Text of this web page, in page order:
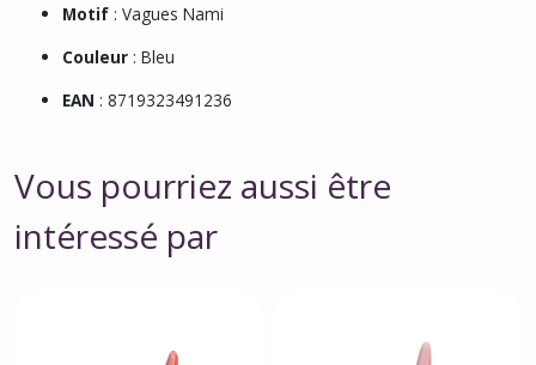
Motif : Vagues Nami
Couleur : Bleu
EAN : 8719323491236
Vous pourriez aussi être
intéressé par